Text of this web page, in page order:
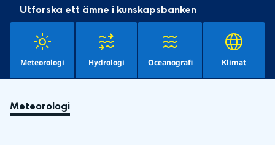
Utforska ett ämne i kunskapsbanken
Meteorologi Hydrologi Oceanografi Klimat
Meteorologi